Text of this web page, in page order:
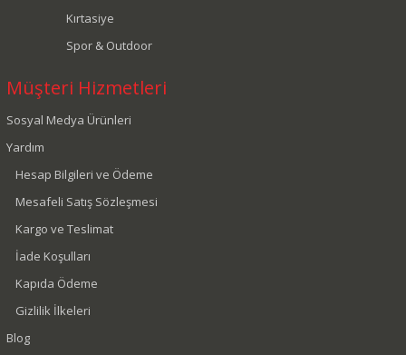
Kırtasiye
Spor & Outdoor
Müşteri Hizmetleri
Sosyal Medya Ürünleri
Yardım
Hesap Bilgileri ve Ödeme
Mesafeli Satış Sözleşmesi
Kargo ve Teslimat
İade Koşulları
Kapıda Ödeme
Gizlilik İlkeleri
Blog